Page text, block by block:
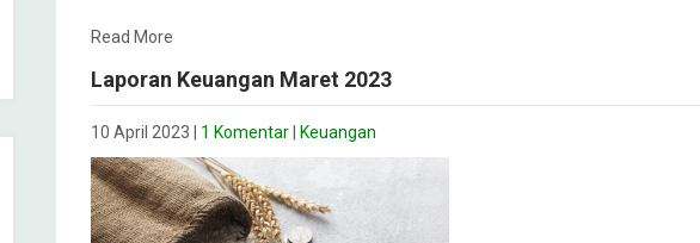
Read More
Laporan Keuangan Maret 2023
10 April 2023 1 Komentar Keuangan